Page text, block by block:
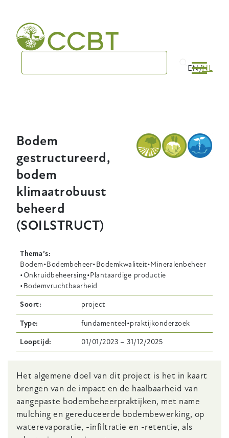
main
navigation
EN NL
Bodem
gestructureerd,
bodem
klimaatrobuust
beheerd
(SOILSTRUCT)
Thema’s
Bodem Bodembeheer Bodemkwaliteit Mineralenbeheer
Onkruidbeheersing Plantaardige productie
Bodemvruchtbaarheid
Soort project
Type fundamenteel praktijkonderzoek
Looptijd 01/01/2023 –31/12/2025
Body
Het algemene doel van dit project is het in kaart
brengen van de impact en de haalbaarheid van
aangepaste bodembeheerpraktijken, met name
mulching en gereduceerde bodembewerking, op
waterevaporatie, -infiltratie en -retentie, als